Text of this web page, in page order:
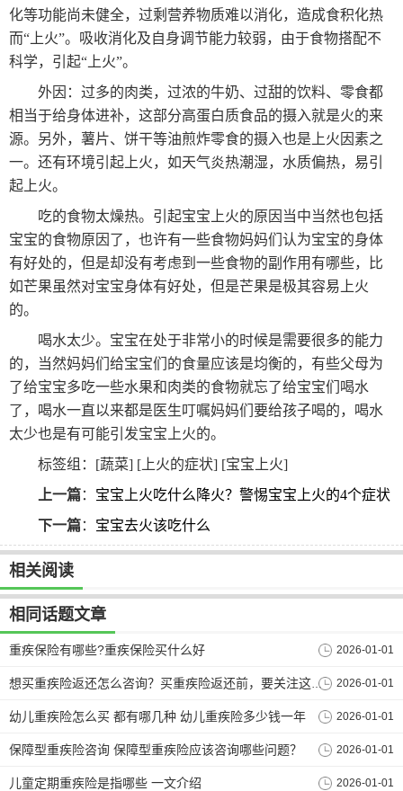
化等功能尚未健全，过剩营养物质难以消化，造成食积化热
而“上火”。吸收消化及自身调节能力较弱，由于食物搭配不
科学，引起“上火”。
外因：过多的肉类，过浓的牛奶、过甜的饮料、零食都
相当于给身体进补，这部分高蛋白质食品的摄入就是火的来
源。另外，薯片、饼干等油煎炸零食的摄入也是上火因素之
一。还有环境引起上火，如天气炎热潮湿，水质偏热，易引
起上火。
吃的食物太燥热。引起宝宝上火的原因当中当然也包括
宝宝的食物原因了，也许有一些食物妈妈们认为宝宝的身体
有好处的，但是却没有考虑到一些食物的副作用有哪些，比
如芒果虽然对宝宝身体有好处，但是芒果是极其容易上火
的。
喝水太少。宝宝在处于非常小的时候是需要很多的能力
的，当然妈妈们给宝宝们的食量应该是均衡的，有些父母为
了给宝宝多吃一些水果和肉类的食物就忘了给宝宝们喝水
了，喝水一直以来都是医生叮嘱妈妈们要给孩子喝的，喝水
太少也是有可能引发宝宝上火的。
标签组：[蔬菜] [ 上火的症状] [宝宝上火]
上一篇： 宝宝上火吃什么降火？警惕宝宝上火的4个症状
下一篇： 宝宝去火该吃什么
相关阅读
相同话题文章
重疾保险有哪些?重疾保险买什么好 2026-01-01
想买重疾险返还怎么咨询？买重疾险返还前，要关注这几个问题！ 2026-01-01
幼儿重疾险怎么买 都有哪几种 幼儿重疾险多少钱一年 2026-01-01
保障型重疾险咨询 保障型重疾险应该咨询哪些问题？ 2026-01-01
儿童定期重疾险是指哪些 一文介绍 2026-01-01